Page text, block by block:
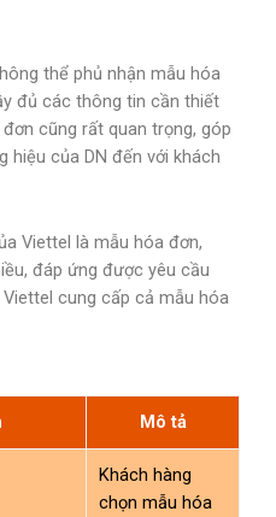
thể phủ nhận mẫu hóa
đủ các thông tin cần thiết
cũng rất quan trọng, góp
hiệu của DN đến với khách
Viettel là mẫu hóa đơn,
đáp ứng được yêu cầu
cung cấp cả mẫu hóa
Mô tả
Khách hàng
chọn mẫu hóa